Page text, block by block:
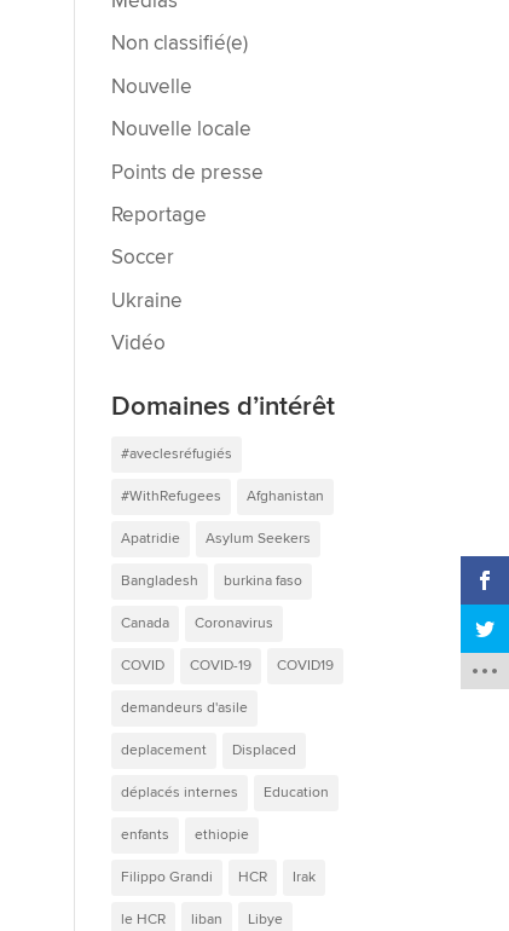
Non classifié(e)
Nouvelle
Nouvelle locale
Points de presse
Reportage
Soccer
Ukraine
Vidéo
Domaines d’intérêt
#aveclesréfugiés
#WithRefugees Afghanistan
Apatridie Asylum Seekers
Bangladesh burkina faso
Canada Coronavirus
COVID COVID-19 COVID19
demandeurs d'asile
deplacement Displaced
déplacés internes Education
enfants ethiopie
Filippo Grandi HCR Irak
le HCR liban Libye